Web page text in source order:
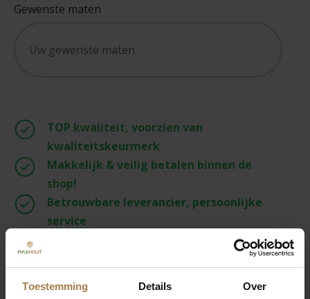
Toestemming Details Over
Aan het laden...
Gewenste maten
TOP kwaliteit, voorzien van
kwaliteitskeurmerk
Makkelijk & veilig betalen binnen de
shop!
Betrouwbare leverancier, persoonlijke
service
Beschrijving Specificaties